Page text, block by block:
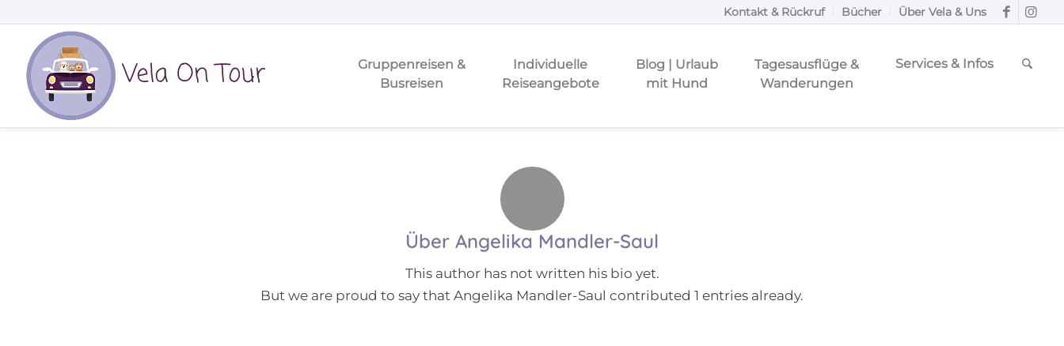
Kontakt & Rückruf Bücher Über Vela & Uns
Gruppenreisen &
Busreisen
Individuelle
Reiseangebote
Blog | Urlaub
mit Hund
Tagesausflüge &
Wanderungen
Services & Infos
Über Angelika Mandler-Saul
This author has not written his bio yet.
But we are proud to say that Angelika Mandler-Saul contributed 1 entries already.